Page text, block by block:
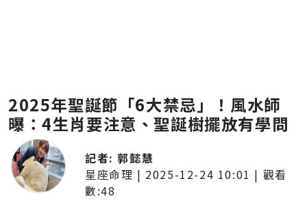
2025年聖誕節「6大禁忌」！風水師
曝：4生肖要注意、聖誕樹擺放有學問
記者:郭懿慧
星座命理 | 2025-12-24 10:01 | 觀看
數:48